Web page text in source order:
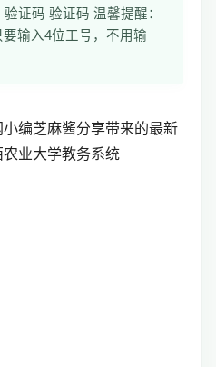
证码 验证码 温馨提醒：
输入4位工号，不用输
编芝麻酱分享带来的最新
农业大学教务系统